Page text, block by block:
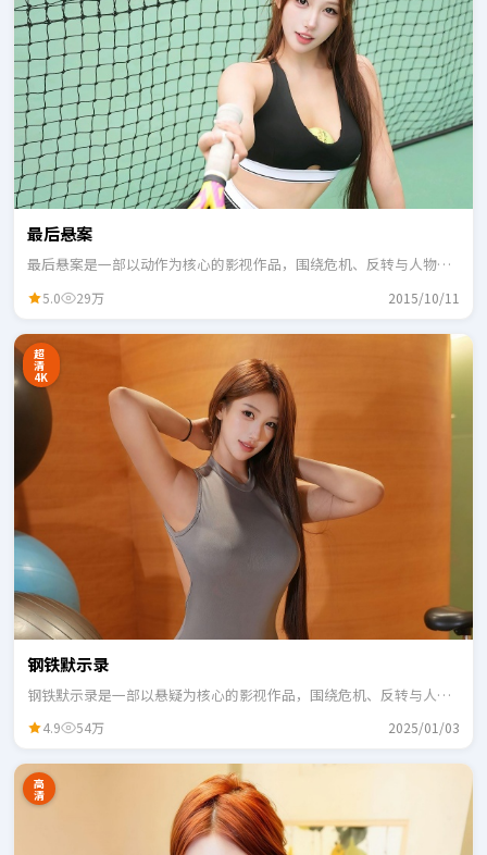
最后悬案
最后悬案是一部以动作为核心的影视作品，围绕危机、反转与人物成
5.0 29万 2015/10/11
超
清
4K
钢铁默示录
钢铁默示录是一部以悬疑为核心的影视作品，围绕危机、反转与人物
4.9 54万 2025/01/03
高
清